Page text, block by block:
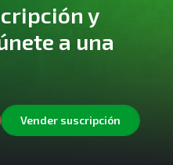
y
a una
Vender suscripción